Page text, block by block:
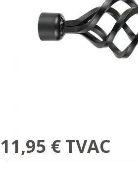
11,95 € TVAC